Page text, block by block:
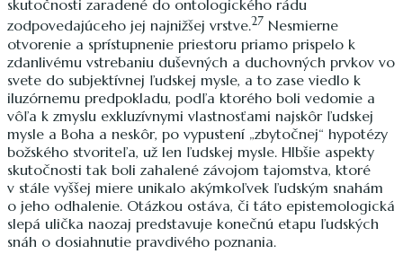
skutočnosti zaradené do ontologického rádu
zodpovedajúceho jej najnižšej vrstve.27 Nesmierne
otvorenie a sprístupnenie priestoru priamo prispelo k
zdanlivému vstrebaniu duševných a duchovných prvkov vo
svete do subjektívnej ľudskej mysle, a to zase viedlo k
iluzórnemu predpokladu, podľa ktorého boli vedomie a
vôľa k zmyslu exkluzívnymi vlastnosťami najskôr ľudskej
mysle a Boha a neskôr, po vypustení „zbytočnej“ hypotézy
božského stvoriteľa, už len ľudskej mysle. Hlbšie aspekty
skutočnosti tak boli zahalené závojom tajomstva, ktoré
v stále vyššej miere unikalo akýmkoľvek ľudským snahám
o jeho odhalenie. Otázkou ostáva, či táto epistemologická
slepá ulička naozaj predstavuje konečnú etapu ľudských
snáh o dosiahnutie pravdivého poznania.